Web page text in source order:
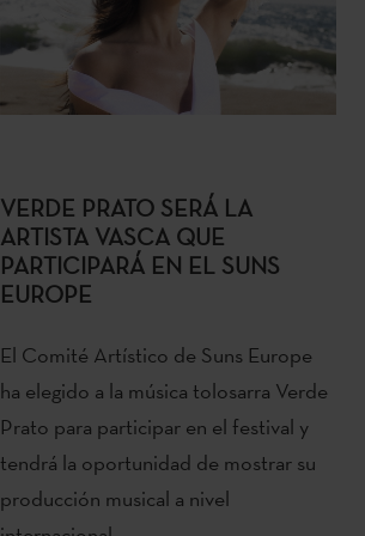
VERDE PRATO SERÁ LA
ARTISTA VASCA QUE
PARTICIPARÁ EN EL SUNS
EUROPE
El Comité Artístico de Suns Europe
ha elegido a la música tolosarra Verde
Prato para participar en el festival y
tendrá la oportunidad de mostrar su
producción musical a nivel